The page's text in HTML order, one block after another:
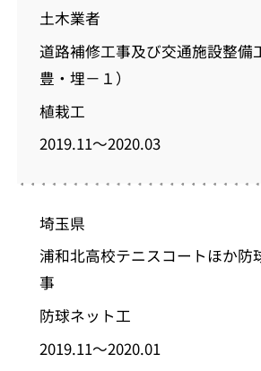
土木業者
道路補修工事及び交通施設整備工
豊・埋－１）
植栽工
2019.11～2020.03
埼玉県
浦和北高校テニスコートほか防
事
防球ネット工
2019.11～2020.01